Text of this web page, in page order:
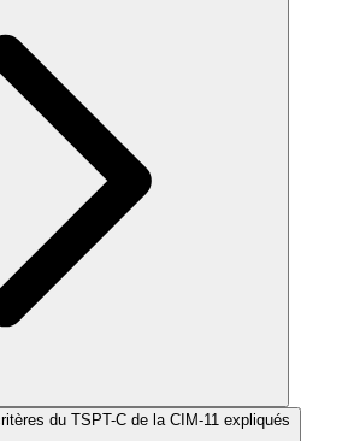
du TSPT-C de la CIM-11 expliqués